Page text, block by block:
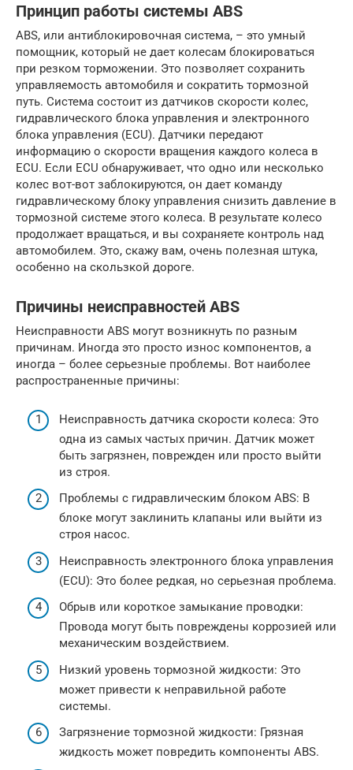
Принцип работы системы ABS
ABS, или антиблокировочная система, – это умный
помощник, который не дает колесам блокироваться
при резком торможении. Это позволяет сохранить
управляемость автомобиля и сократить тормозной
путь. Система состоит из датчиков скорости колес,
гидравлического блока управления и электронного
блока управления (ECU). Датчики передают
информацию о скорости вращения каждого колеса в
ECU. Если ECU обнаруживает, что одно или несколько
колес вот-вот заблокируются, он дает команду
гидравлическому блоку управления снизить давление в
тормозной системе этого колеса. В результате колесо
продолжает вращаться, и вы сохраняете контроль над
автомобилем. Это, скажу вам, очень полезная штука,
особенно на скользкой дороге.
Причины неисправностей ABS
Неисправности ABS могут возникнуть по разным
причинам. Иногда это просто износ компонентов, а
иногда – более серьезные проблемы. Вот наиболее
распространенные причины:
Неисправность датчика скорости колеса: Это
одна из самых частых причин. Датчик может
быть загрязнен, поврежден или просто выйти
из строя.
Проблемы с гидравлическим блоком ABS: В
блоке могут заклинить клапаны или выйти из
строя насос.
Неисправность электронного блока управления
(ECU): Это более редкая, но серьезная проблема.
Обрыв или короткое замыкание проводки:
Провода могут быть повреждены коррозией или
механическим воздействием.
Низкий уровень тормозной жидкости: Это
может привести к неправильной работе
системы.
Загрязнение тормозной жидкости: Грязная
жидкость может повредить компоненты ABS.